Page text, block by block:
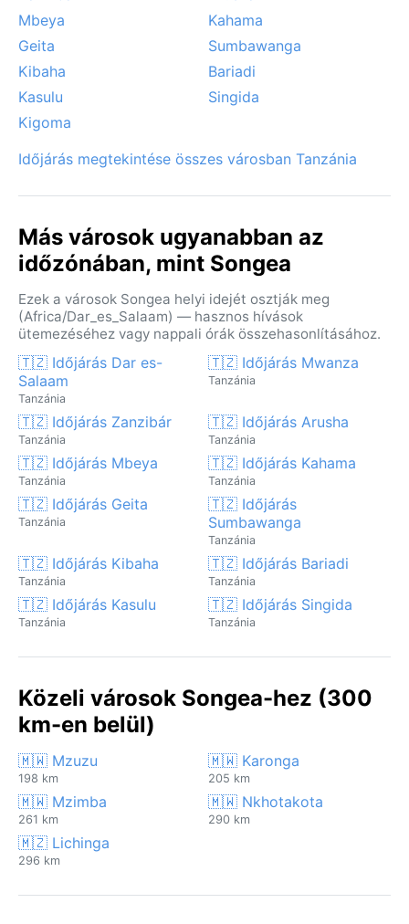
Mbeya
Kahama
Geita
Sumbawanga
Kibaha
Bariadi
Kasulu
Singida
Kigoma
Időjárás megtekintése összes városban Tanzánia
Más városok ugyanabban az
időzónában, mint Songea
Ezek a városok Songea helyi idejét osztják meg
(Africa/Dar_es_Salaam) — hasznos hívások
ütemezéséhez vagy nappali órák összehasonlításához.
🇹🇿 Időjárás Dar es-
Salaam
Tanzánia
🇹🇿 Időjárás Mwanza
Tanzánia
🇹🇿 Időjárás Zanzibár
Tanzánia
🇹🇿 Időjárás Arusha
Tanzánia
🇹🇿 Időjárás Mbeya
Tanzánia
🇹🇿 Időjárás Kahama
Tanzánia
🇹🇿 Időjárás Geita
Tanzánia
🇹🇿 Időjárás
Sumbawanga
Tanzánia
🇹🇿 Időjárás Kibaha
Tanzánia
🇹🇿 Időjárás Bariadi
Tanzánia
🇹🇿 Időjárás Kasulu
Tanzánia
🇹🇿 Időjárás Singida
Tanzánia
Közeli városok Songea-hez (300
km-en belül)
🇲🇼 Mzuzu
198 km
🇲🇼 Karonga
205 km
🇲🇼 Mzimba
261 km
🇲🇼 Nkhotakota
290 km
🇲🇿 Lichinga
296 km